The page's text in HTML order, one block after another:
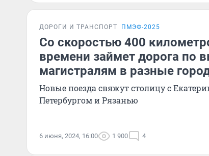
ДОРОГИ И ТРАНСПОРТ ПМЭФ-2025
Со скоростью 400
времени займет дорога по
магистралям в разные
Новые поезда свяжут столицу с
Петербургом и Рязанью
6 июня, 2024, 16:00 1 900 4